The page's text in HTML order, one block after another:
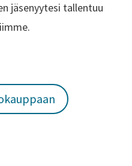
jäsenyytesi tallentuu